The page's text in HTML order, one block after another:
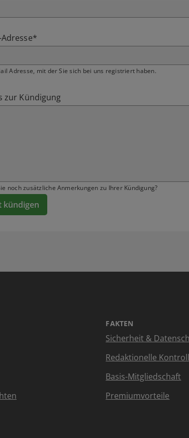
Adresse*
Adresse, mit der Sie sich bei uns registriert haben.
zur Kündigung
noch zusätzliche Anmerkungen zu Ihrer Kündigung?
kündigen
FAKTEN
Sicherheit &
Redaktionelle
Basis-Mitgliedschaft
Premiumvorteile